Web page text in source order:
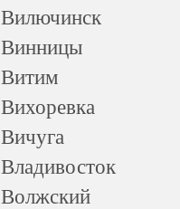
Вилючинск
Винницы
Витим
Вихоревка
Вичуга
Владивосток
Волжский